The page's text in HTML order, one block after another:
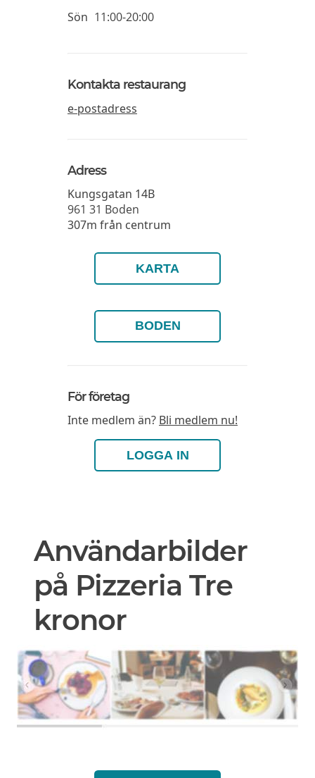
Sön 11:00-20:00
Kontakta restaurang
e-postadress
Adress
Kungsgatan 14B
961 31 Boden
307m från centrum
KARTA
BODEN
För företag
Inte medlem än? Bli medlem nu!
LOGGA IN
Användarbilder
på Pizzeria Tre
kronor